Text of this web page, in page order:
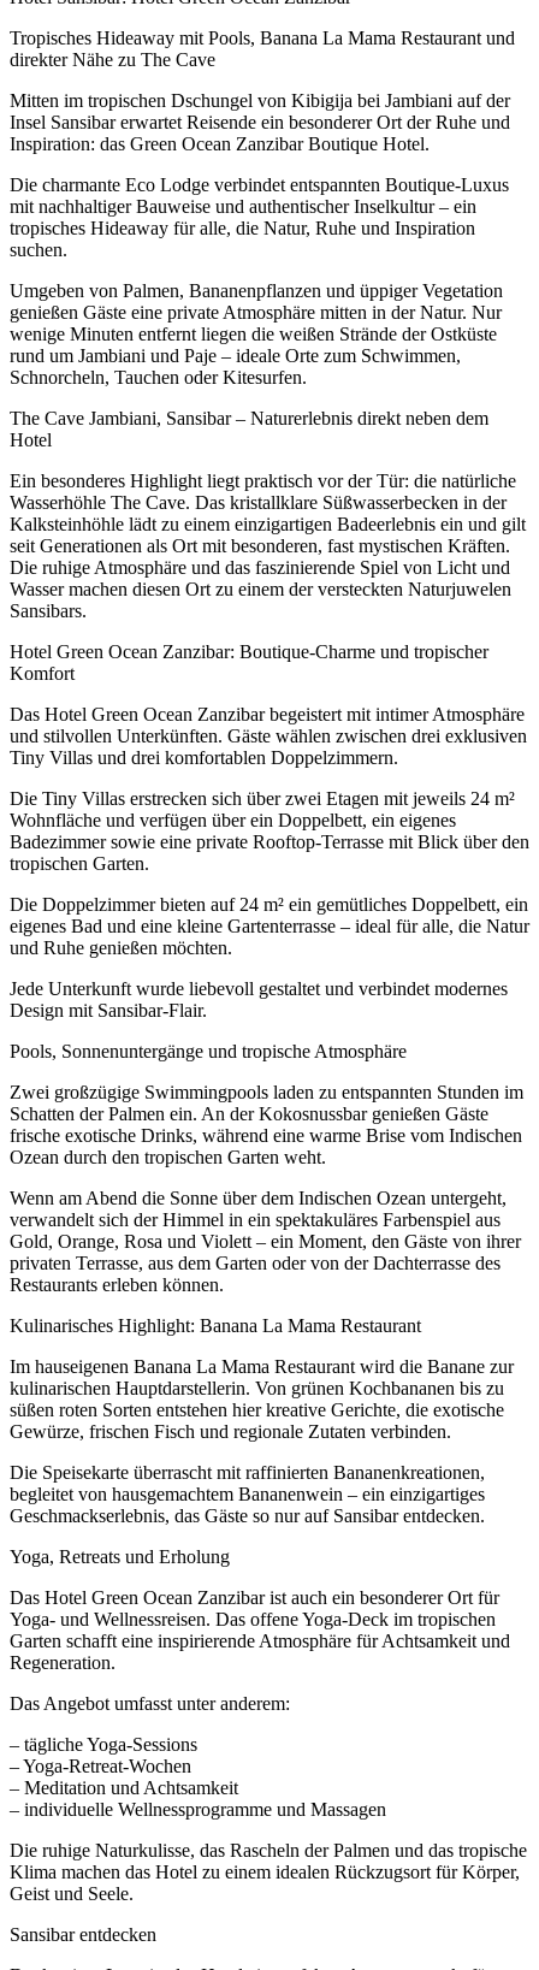
Tropisches Hideaway mit Pools, Banana La Mama Restaurant und
direkter Nähe zu The Cave
Mitten im tropischen Dschungel von Kibigija bei Jambiani auf der
Insel Sansibar erwartet Reisende ein besonderer Ort der Ruhe und
Inspiration: das Green Ocean Zanzibar Boutique Hotel.
Die charmante Eco Lodge verbindet entspannten Boutique-Luxus
mit nachhaltiger Bauweise und authentischer Inselkultur – ein
tropisches Hideaway für alle, die Natur, Ruhe und Inspiration
suchen.
Umgeben von Palmen, Bananenpflanzen und üppiger Vegetation
genießen Gäste eine private Atmosphäre mitten in der Natur. Nur
wenige Minuten entfernt liegen die weißen Strände der Ostküste
rund um Jambiani und Paje – ideale Orte zum Schwimmen,
Schnorcheln, Tauchen oder Kitesurfen.
The Cave Jambiani, Sansibar – Naturerlebnis direkt neben dem
Hotel
Ein besonderes Highlight liegt praktisch vor der Tür: die natürliche
Wasserhöhle The Cave. Das kristallklare Süßwasserbecken in der
Kalksteinhöhle lädt zu einem einzigartigen Badeerlebnis ein und gilt
seit Generationen als Ort mit besonderen, fast mystischen Kräften.
Die ruhige Atmosphäre und das faszinierende Spiel von Licht und
Wasser machen diesen Ort zu einem der versteckten Naturjuwelen
Sansibars.
Hotel Green Ocean Zanzibar: Boutique-Charme und tropischer
Komfort
Das Hotel Green Ocean Zanzibar begeistert mit intimer Atmosphäre
und stilvollen Unterkünften. Gäste wählen zwischen drei exklusiven
Tiny Villas und drei komfortablen Doppelzimmern.
Die Tiny Villas erstrecken sich über zwei Etagen mit jeweils 24 m²
Wohnfläche und verfügen über ein Doppelbett, ein eigenes
Badezimmer sowie eine private Rooftop-Terrasse mit Blick über den
tropischen Garten.
Die Doppelzimmer bieten auf 24 m² ein gemütliches Doppelbett, ein
eigenes Bad und eine kleine Gartenterrasse – ideal für alle, die Natur
und Ruhe genießen möchten.
Jede Unterkunft wurde liebevoll gestaltet und verbindet modernes
Design mit Sansibar-Flair.
Pools, Sonnenuntergänge und tropische Atmosphäre
Zwei großzügige Swimmingpools laden zu entspannten Stunden im
Schatten der Palmen ein. An der Kokosnussbar genießen Gäste
frische exotische Drinks, während eine warme Brise vom Indischen
Ozean durch den tropischen Garten weht.
Wenn am Abend die Sonne über dem Indischen Ozean untergeht,
verwandelt sich der Himmel in ein spektakuläres Farbenspiel aus
Gold, Orange, Rosa und Violett – ein Moment, den Gäste von ihrer
privaten Terrasse, aus dem Garten oder von der Dachterrasse des
Restaurants erleben können.
Kulinarisches Highlight: Banana La Mama Restaurant
Im hauseigenen Banana La Mama Restaurant wird die Banane zur
kulinarischen Hauptdarstellerin. Von grünen Kochbananen bis zu
süßen roten Sorten entstehen hier kreative Gerichte, die exotische
Gewürze, frischen Fisch und regionale Zutaten verbinden.
Die Speisekarte überrascht mit raffinierten Bananenkreationen,
begleitet von hausgemachtem Bananenwein – ein einzigartiges
Geschmackserlebnis, das Gäste so nur auf Sansibar entdecken.
Yoga, Retreats und Erholung
Das Hotel Green Ocean Zanzibar ist auch ein besonderer Ort für
Yoga- und Wellnessreisen. Das offene Yoga-Deck im tropischen
Garten schafft eine inspirierende Atmosphäre für Achtsamkeit und
Regeneration.
Das Angebot umfasst unter anderem:
– tägliche Yoga-Sessions
– Yoga-Retreat-Wochen
– Meditation und Achtsamkeit
– individuelle Wellnessprogramme und Massagen
Die ruhige Naturkulisse, das Rascheln der Palmen und das tropische
Klima machen das Hotel zu einem idealen Rückzugsort für Körper,
Geist und Seele.
Sansibar entdecken